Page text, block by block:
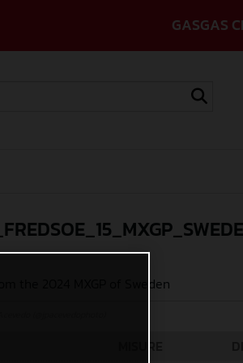
GASGAS
the 2024 MXGP of Sweden